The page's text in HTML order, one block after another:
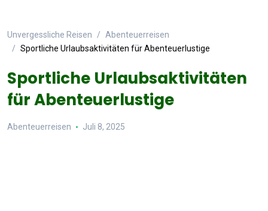
Unvergessliche Reisen
Abenteuerreisen
Sportliche Urlaubsaktivitäten für Abenteuerlustige
Sportliche Urlaubsaktivitäten
für Abenteuerlustige
Abenteuerreisen Juli 8, 2025